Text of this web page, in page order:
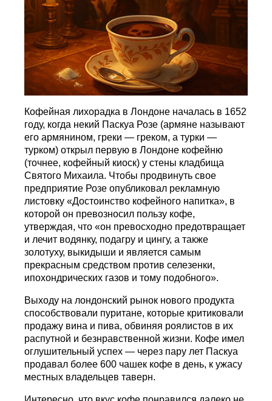
Кофейная лихорадка в Лондоне началась в 1652
году, когда некий Паскуа Розе (армяне называют
его армянином, греки — греком, а турки —
турком) открыл первую в Лондоне кофейню
(точнее, кофейный киоск) у стены кладбища
Святого Михаила. Чтобы продвинуть свое
предприятие Розе опубликовал рекламную
листовку «Достоинство кофейного напитка», в
которой он превозносил пользу кофе,
утверждая, что «он превосходно предотвращает
и лечит водянку, подагру и цингу, а также
золотуху, выкидыши и является самым
прекрасным средством против селезенки,
ипохондрических газов и тому подобного».
Выходу на лондонский рынок нового продукта
способствовали пуритане, которые критиковали
продажу вина и пива, обвиняя роялистов в их
распутной и безнравственной жизни. Кофе имел
оглушительный успех — через пару лет Паскуа
продавал более 600 чашек кофе в день, к ужасу
местных владельцев таверн.